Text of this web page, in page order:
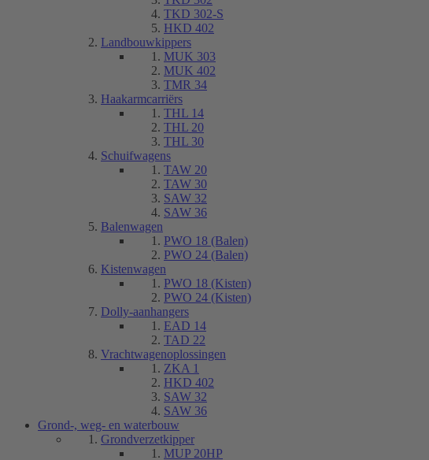
TKD 302-S
HKD 402
Landbouwkippers
MUK 303
MUK 402
TMR 34
Haakarmcarriërs
THL 14
THL 20
THL 30
Schuifwagens
TAW 20
TAW 30
SAW 32
SAW 36
Balenwagen
PWO 18 (Balen)
PWO 24 (Balen)
Kistenwagen
PWO 18 (Kisten)
PWO 24 (Kisten)
Dolly-aanhangers
EAD 14
TAD 22
Vrachtwagenoplossingen
ZKA 1
HKD 402
SAW 32
SAW 36
Grond-, weg- en waterbouw
Grondverzetkipper
MUP 20HP